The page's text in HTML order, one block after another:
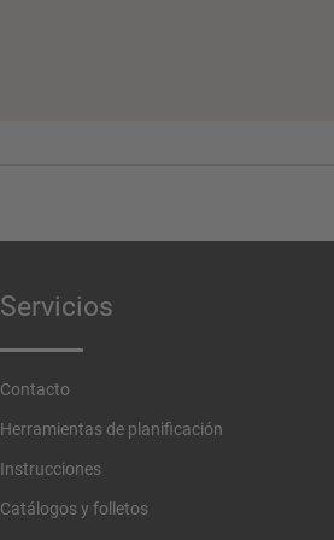
Servicios
Contacto
Herramientas de planificación
Instrucciones
Catálogos y folletos